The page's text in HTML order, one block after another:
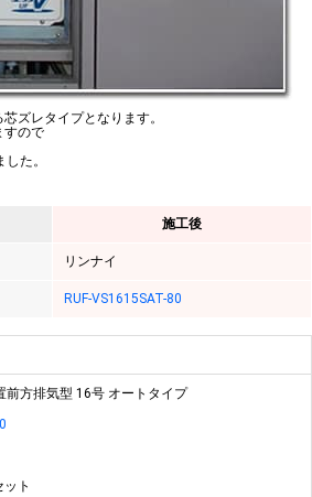
ズレタイプとなります。
すので
た。
施工後
リンナイ
RUF-VS1615SAT-80
前方排気型 16号 オートタイプ
ト